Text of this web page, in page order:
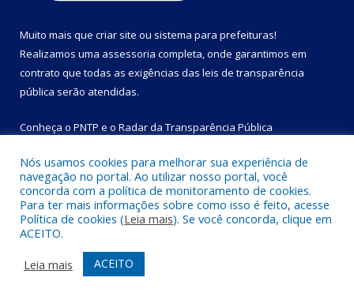
Muito mais que criar site ou sistema para prefeituras!
Realizamos uma assessoria completa, onde garantimos em
contrato que todas as exigências das leis de transparência
pública serão atendidas.
Conheça o PNTP e o Radar da Transparência Pública
Todos os direitos reservados a Prefeitura Municipal de Bom
Jesus do Tocantins.
Mapa do Site
Acessar Área Administrativa
Acessar Webmail
Nós usamos cookies para melhorar sua experiência de
navegação no portal. Ao utilizar nosso portal, você
concorda com a política de monitoramento de cookies.
Para ter mais informações sobre como isso é feito, acesse
Política de cookies (Leia mais). Se você concorda, clique em
ACEITO.
Leia mais
ACEITO